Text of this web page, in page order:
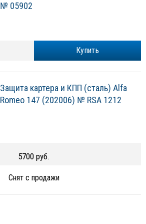
№ 05902
Купить
Защита картера и КПП (сталь) Alfa
Romeo 147 (202006) № RSA 1212
5700 руб.
Снят с продажи